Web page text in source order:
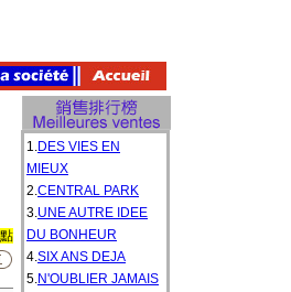
1.DES VIES EN
MIEUX
2.CENTRAL PARK
3.UNE AUTRE IDEE
DU BONHEUR
4.SIX ANS DEJA
5.N'OUBLIER JAMAIS